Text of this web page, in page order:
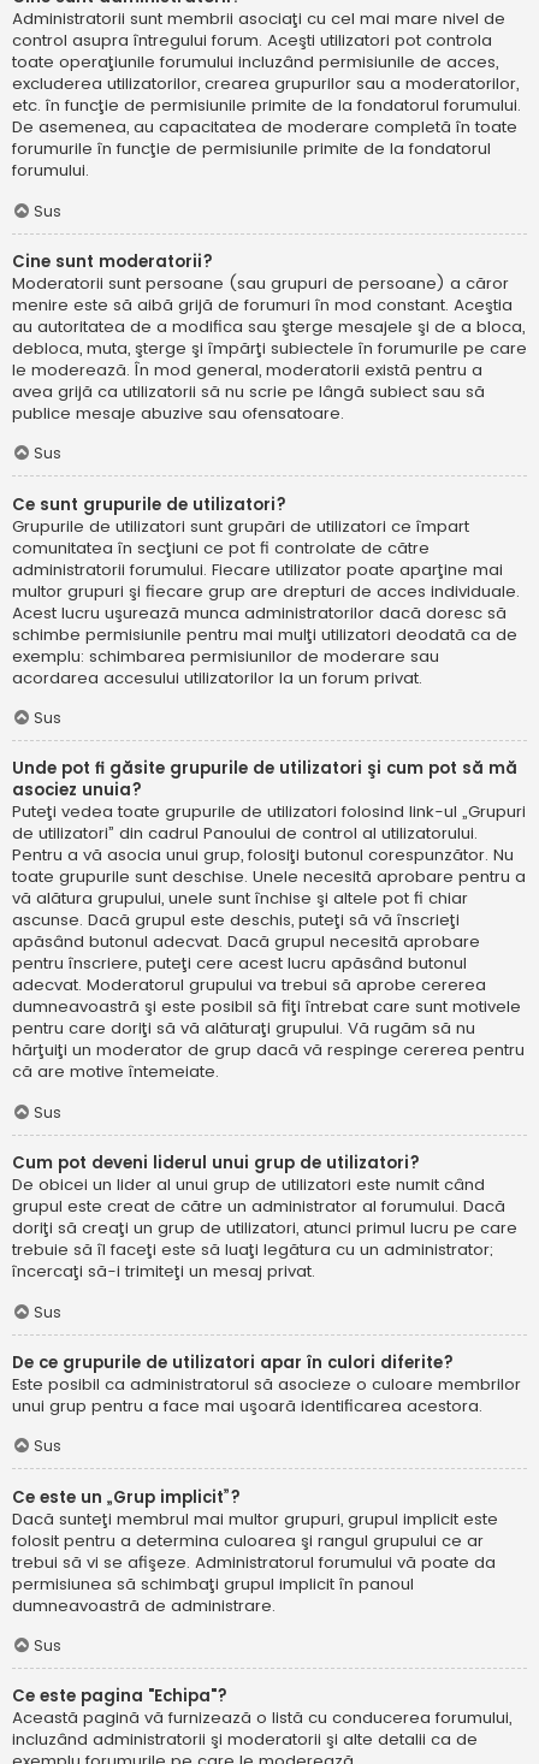
Administratorii sunt membrii asociaţi cu cel mai mare nivel de
control asupra întregului forum. Aceşti utilizatori pot controla
toate operaţiunile forumului incluzând permisiunile de acces,
excluderea utilizatorilor, crearea grupurilor sau a moderatorilor,
etc. în funcţie de permisiunile primite de la fondatorul forumului.
De asemenea, au capacitatea de moderare completă în toate
forumurile în funcţie de permisiunile primite de la fondatorul
forumului.
Sus
Cine sunt moderatorii?
Moderatorii sunt persoane (sau grupuri de persoane) a căror
menire este să aibă grijă de forumuri în mod constant. Aceştia
au autoritatea de a modifica sau şterge mesajele şi de a bloca,
debloca, muta, şterge şi împărţi subiectele în forumurile pe care
le moderează. În mod general, moderatorii există pentru a
avea grijă ca utilizatorii să nu scrie pe lângă subiect sau să
publice mesaje abuzive sau ofensatoare.
Sus
Ce sunt grupurile de utilizatori?
Grupurile de utilizatori sunt grupări de utilizatori ce împart
comunitatea în secţiuni ce pot fi controlate de către
administratorii forumului. Fiecare utilizator poate aparţine mai
multor grupuri şi fiecare grup are drepturi de acces individuale.
Acest lucru uşurează munca administratorilor dacă doresc să
schimbe permisiunile pentru mai mulţi utilizatori deodată ca de
exemplu: schimbarea permisiunilor de moderare sau
acordarea accesului utilizatorilor la un forum privat.
Sus
Unde pot fi găsite grupurile de utilizatori şi cum pot să mă
asociez unuia?
Puteţi vedea toate grupurile de utilizatori folosind link-ul „Grupuri
de utilizatori” din cadrul Panoului de control al utilizatorului.
Pentru a vă asocia unui grup, folosiţi butonul corespunzător. Nu
toate grupurile sunt deschise. Unele necesită aprobare pentru a
vă alătura grupului, unele sunt închise şi altele pot fi chiar
ascunse. Dacă grupul este deschis, puteţi să vă înscrieţi
apăsând butonul adecvat. Dacă grupul necesită aprobare
pentru înscriere, puteţi cere acest lucru apăsând butonul
adecvat. Moderatorul grupului va trebui să aprobe cererea
dumneavoastră şi este posibil să fiţi întrebat care sunt motivele
pentru care doriţi să vă alăturaţi grupului. Vă rugăm să nu
hărţuiţi un moderator de grup dacă vă respinge cererea pentru
că are motive întemeiate.
Sus
Cum pot deveni liderul unui grup de utilizatori?
De obicei un lider al unui grup de utilizatori este numit când
grupul este creat de către un administrator al forumului. Dacă
doriţi să creaţi un grup de utilizatori, atunci primul lucru pe care
trebuie să îl faceţi este să luaţi legătura cu un administrator;
încercaţi să-i trimiteţi un mesaj privat.
Sus
De ce grupurile de utilizatori apar în culori diferite?
Este posibil ca administratorul să asocieze o culoare membrilor
unui grup pentru a face mai uşoară identificarea acestora.
Sus
Ce este un „Grup implicit”?
Dacă sunteţi membrul mai multor grupuri, grupul implicit este
folosit pentru a determina culoarea şi rangul grupului ce ar
trebui să vi se afişeze. Administratorul forumului vă poate da
permisiunea să schimbaţi grupul implicit în panoul
dumneavoastră de administrare.
Sus
Ce este pagina "Echipa"?
Această pagină vă furnizează o listă cu conducerea forumului,
incluzând administratorii şi moderatorii şi alte detalii ca de